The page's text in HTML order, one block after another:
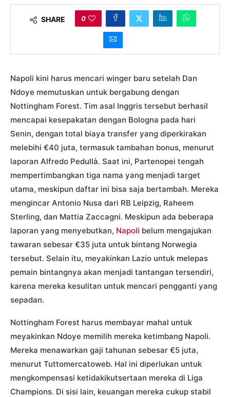
SHARE 0
Napoli kini harus mencari winger baru setelah Dan
Ndoye memutuskan untuk bergabung dengan
Nottingham Forest. Tim asal Inggris tersebut berhasil
mencapai kesepakatan dengan Bologna pada hari
Senin, dengan total biaya transfer yang diperkirakan
melebihi €40 juta, termasuk tambahan bonus, menurut
laporan Alfredo Pedullà. Saat ini, Partenopei tengah
mempertimbangkan tiga nama yang menjadi target
utama, meskipun daftar ini bisa saja bertambah. Mereka
mengincar Antonio Nusa dari RB Leipzig, Raheem
Sterling, dan Mattia Zaccagni. Meskipun ada beberapa
laporan yang menyebutkan, Napoli belum mengajukan
tawaran sebesar €35 juta untuk bintang Norwegia
tersebut. Selain itu, meyakinkan Lazio untuk melepas
pemain bintangnya akan menjadi tantangan tersendiri,
karena mereka kesulitan untuk mencari pengganti yang
sepadan.
Nottingham Forest harus membayar mahal untuk
meyakinkan Ndoye memilih mereka ketimbang Napoli.
Mereka menawarkan gaji tahunan sebesar €5 juta,
menurut Tuttomercatoweb. Hal ini diperlukan untuk
mengkompensasi ketidakikutsertaan mereka di Liga
Champions. Di sisi lain, keuangan mereka cukup stabil